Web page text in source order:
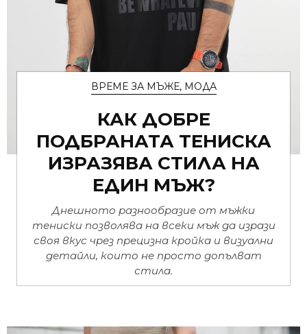
ВРЕМЕ ЗА МЪЖЕ, МОДА
КАК ДОБРЕ
ПОДБРАНАТА ТЕНИСКА
ИЗРАЗЯВА СТИЛА НА
ЕДИН МЪЖ?
Днешното разнообразие от мъжки
тениски позволява на всеки мъж да изрази
своя вкус чрез прецизна кройка и визуални
детайли, които не просто допълват
стила.